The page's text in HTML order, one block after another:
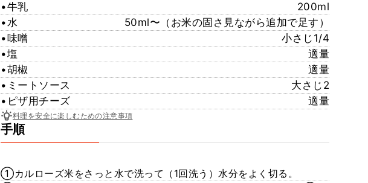
•牛乳
200ml
•水
50ml〜（お米の固さ見ながら追加で足す）
•味噌
小さじ1/4
•塩
適量
•胡椒
適量
•ミートソース
大さじ2
•ピザ用チーズ
適量
料理を安全に楽しむための注意事項
手順
①カルローズ米をさっと水で洗って（1回洗う）水分をよく切る。